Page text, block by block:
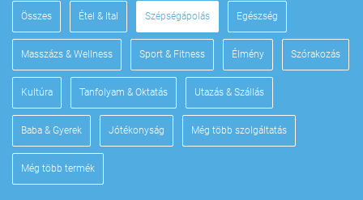
Összes Étel & Ital Szépségápolás Egészség
Masszázs & Wellness Sport & Fitness Élmény Szórakozás
Kultúra Tanfolyam & Oktatás Utazás & Szállás
Baba & Gyerek Jótékonyság Még több szolgáltatás
Még több termék